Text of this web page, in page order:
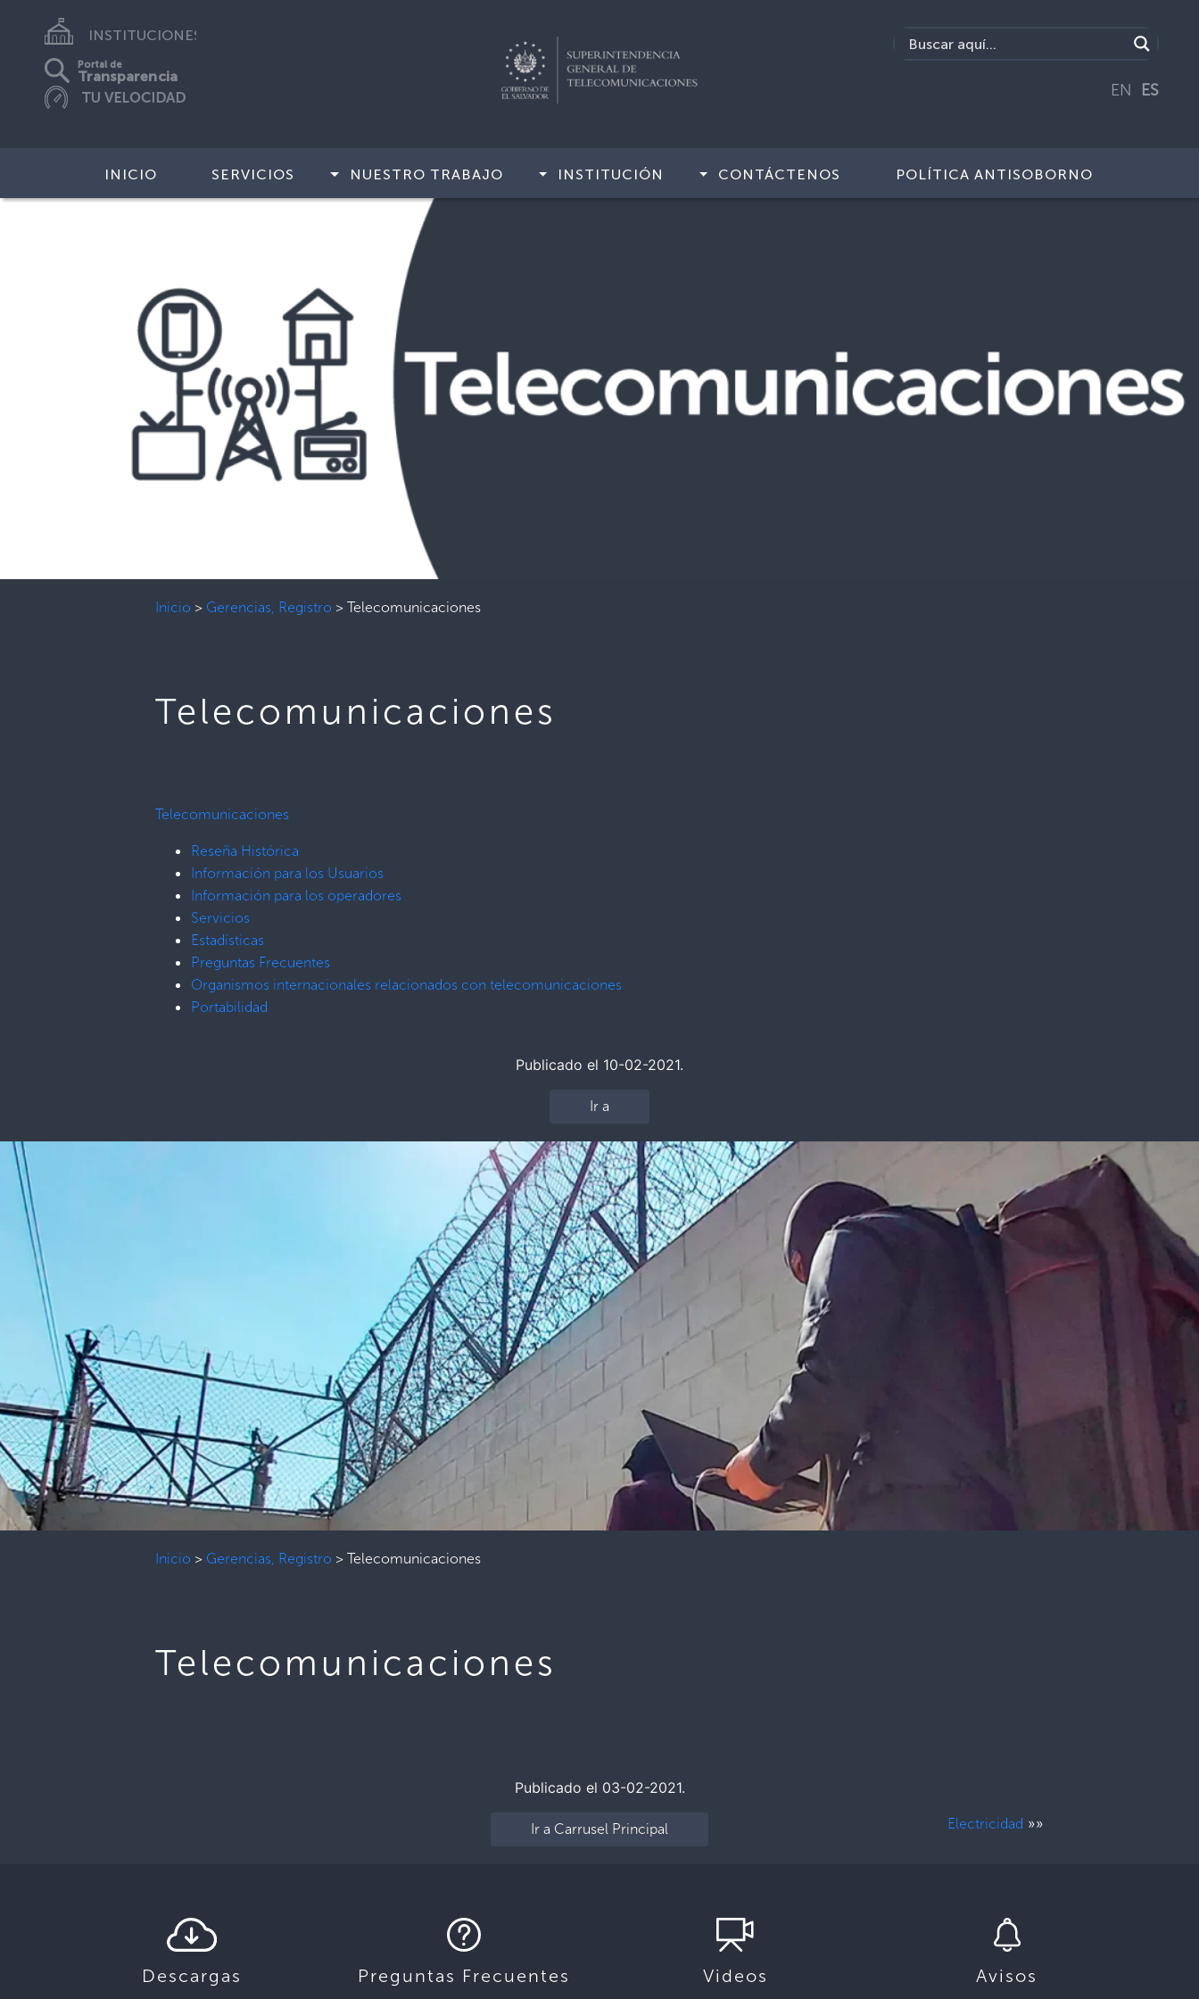
INSTITUCIONES
Portal de
Transparencia
EN ES
INICIO SERVICIOS NUESTRO TRABAJO INSTITUCIÓN CONTÁCTENOS POLÍTICA ANTISOBORNO
Inicio > Gerencias, Registro >Telecomunicaciones
Telecomunicaciones
Telecomunicaciones
Reseña Histórica
Información para los Usuarios
Información para los operadores
Servicios
Estadísticas
Preguntas Frecuentes
Organismos internacionales relacionados con telecomunicaciones
Portabilidad
Publicado el 10-02-2021.
Ir a
Inicio > Gerencias, Registro >Telecomunicaciones
Telecomunicaciones
Publicado el 03-02-2021.
Ir a Carrusel Principal Electricidad »»
Descargas Preguntas Frecuentes Videos Avisos